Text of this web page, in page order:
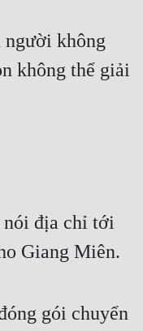
người không
không thể giải
nói địa chỉ tới
Giang Miên.
gói chuyển